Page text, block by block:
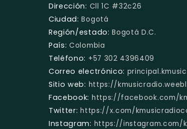
Dirección: Cll 1C #32c26
Ciudad: Bogotá
Región/estado: Bogotá D.C.
País: Colombia
Teléfono: +57 302 4396409
Correo electrónico:
Sitio web: https://
Facebook: https://facebook.com/
Twitter: https://x.com/
Instagram: https://instagram.com/